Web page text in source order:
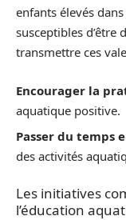
enfants élevés
susceptibles d’être
transmettre ces
Encourager la
aquatique positive.
Passer du temps
des activités
Les initiatives
l’éducation